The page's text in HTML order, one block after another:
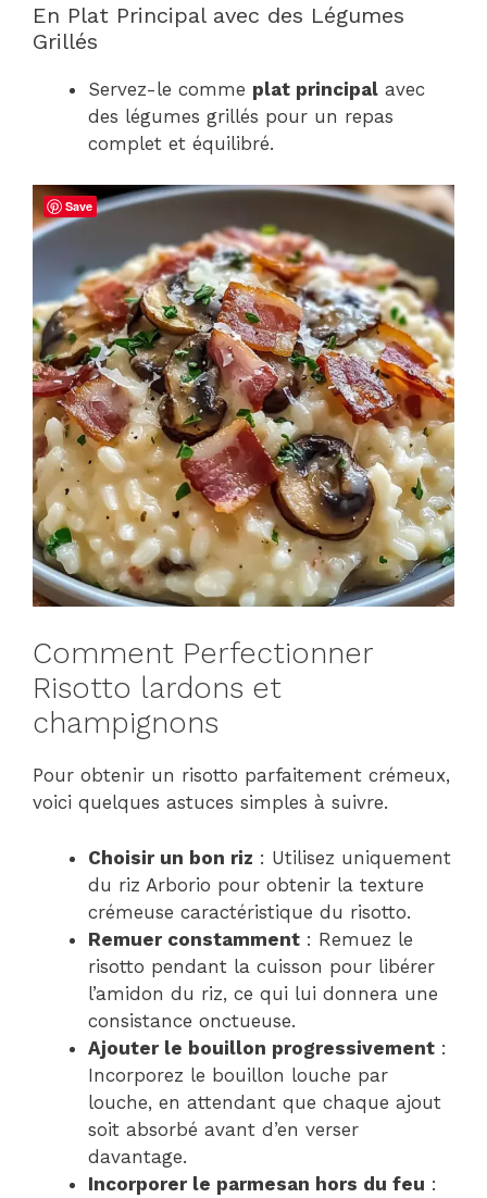
En Plat Principal avec des Légumes
Grillés
Servez-le comme plat principal avec
des légumes grillés pour un repas
complet et équilibré.
Comment Perfectionner
Risotto lardons et
champignons
Pour obtenir un risotto parfaitement crémeux,
voici quelques astuces simples à suivre.
Choisir un bon riz : Utilisez uniquement
du riz Arborio pour obtenir la texture
crémeuse caractéristique du risotto.
Remuer constamment : Remuez le
risotto pendant la cuisson pour libérer
l’amidon du riz, ce qui lui donnera une
consistance onctueuse.
Ajouter le bouillon progressivement :
Incorporez le bouillon louche par
louche, en attendant que chaque ajout
soit absorbé avant d’en verser
davantage.
Incorporer le parmesan hors du feu :
Save